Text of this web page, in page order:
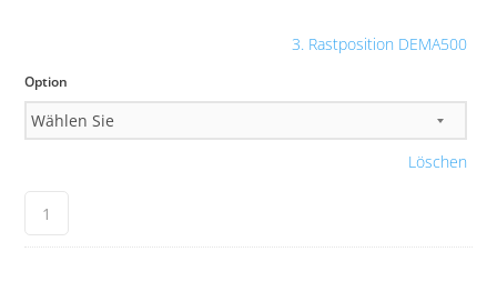
3. Rastposition DEMA500
Option
Löschen